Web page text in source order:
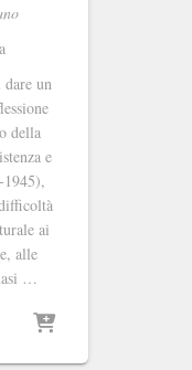
un
della
e
1945),
ai
alle
…